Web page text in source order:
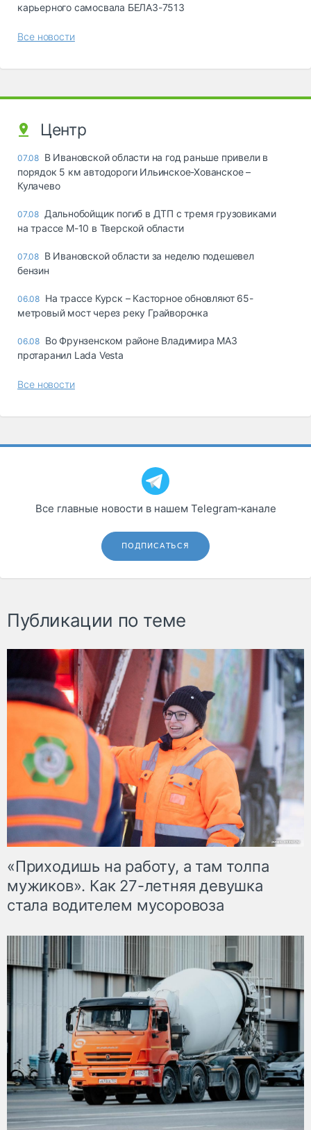
карьерного самосвала БЕЛАЗ-7513
Все новости
Центр
07.08 В Ивановской области на год раньше привели в
порядок 5 км автодороги Ильинское-Хованское –
Кулачево
07.08 Дальнобойщик погиб в ДТП с тремя грузовиками
на трассе М-10 в Тверской области
07.08 В Ивановской области за неделю подешевел
бензин
06.08 На трассе Курск – Касторное обновляют 65-
метровый мост через реку Грайворонка
06.08 Во Фрунзенском районе Владимира МАЗ
протаранил Lada Vesta
Все новости
Все главные новости в нашем Telegram‑канале
ПОДПИСАТЬСЯ
Публикации по теме
«Приходишь на работу, а там толпа
мужиков». Как 27-летняя девушка
стала водителем мусоровоза